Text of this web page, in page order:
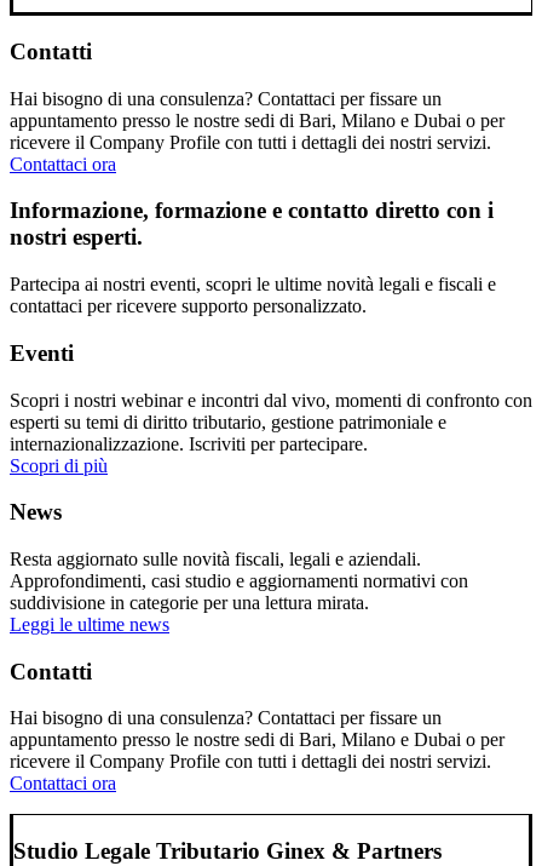
Contatti
Hai bisogno di una consulenza? Contattaci per fissare un
appuntamento presso le nostre sedi di Bari, Milano e Dubai o per
ricevere il Company Profile con tutti i dettagli dei nostri servizi.
Contattaci ora
Informazione, formazione e contatto diretto con i
nostri esperti.
Partecipa ai nostri eventi, scopri le ultime novità legali e fiscali e
contattaci per ricevere supporto personalizzato.
Eventi
Scopri i nostri webinar e incontri dal vivo, momenti di confronto con
esperti su temi di diritto tributario, gestione patrimoniale e
internazionalizzazione. Iscriviti per partecipare.
Scopri di più
News
Resta aggiornato sulle novità fiscali, legali e aziendali.
Approfondimenti, casi studio e aggiornamenti normativi con
suddivisione in categorie per una lettura mirata.
Leggi le ultime news
Contatti
Hai bisogno di una consulenza? Contattaci per fissare un
appuntamento presso le nostre sedi di Bari, Milano e Dubai o per
ricevere il Company Profile con tutti i dettagli dei nostri servizi.
Contattaci ora
Studio Legale Tributario Ginex & Partners